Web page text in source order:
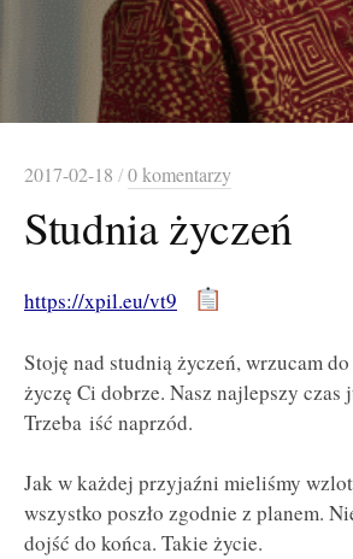
2017-02-18 /0 komentarzy
Studnia życzeń
https://xpil.eu/vt9
Stoję nad studnią życzeń, wrzucam
życzę Ci dobrze. Nasz najlepszy czas
Trzeba iść naprzód.
Jak w każdej przyjaźni mieliśmy
wszystko poszło zgodnie z planem.
dojść do końca. Takie życie.